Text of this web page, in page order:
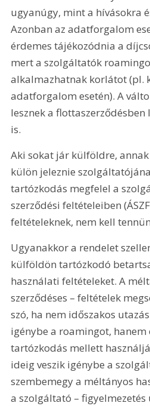
ugyanúgy, mint a hívásokra
Azonban az adatforgalom
érdemes tájékozódnia a
mert a szolgáltatók
alkalmazhatnak korlátot (pl.
adatforgalom esetén). A
lesznek a
is.
Aki sokat jár külföldre,
külön jeleznie
tartózkodás megfelel a
szerződési feltételeiben
feltételeknek, nem kell
Ugyanakkor a rendelet
külföldön tartózkodó
használati feltételeket. A
szerződéses – feltételek
szó, ha nem időszakos
igénybe a roamingot,
tartózkodás mellett
ideig veszik igénybe a
szembemegy a méltányos
a szolgáltató –